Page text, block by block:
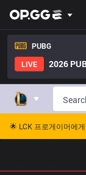
PUBG
LIVE
2026
🌟 LCK 프로게이머에